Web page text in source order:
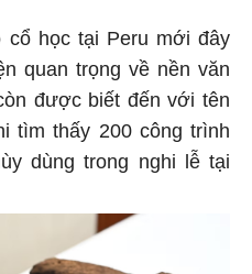
cổ học tại Peru mới đây
quan trọng về nền văn
được biết đến với tên
tìm thấy 200 công trình
dùng trong nghi lễ tại